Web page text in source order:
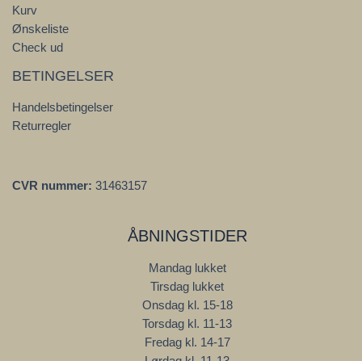
Kurv
Ønskeliste
Check ud
BETINGELSER
Handelsbetingelser
Returregler
CVR nummer: 31463157
ÅBNINGSTIDER
Mandag lukket
Tirsdag lukket
Onsdag kl. 15-18
Torsdag kl. 11-13
Fredag kl. 14-17